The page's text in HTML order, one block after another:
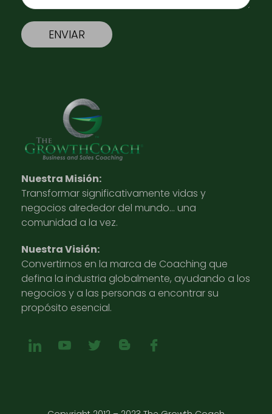
Nuestra Misión:
Transformar significativamente vidas y
negocios alrededor del mundo… una
comunidad a la vez.
Nuestra Visión:
Convertirnos en la marca de Coaching que
defina la industria globalmente, ayudando a los
negocios y a las personas a encontrar su
propósito esencial.